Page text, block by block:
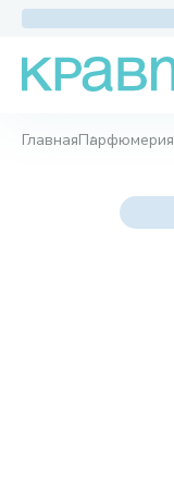
ГлавнаяПарфюмерия